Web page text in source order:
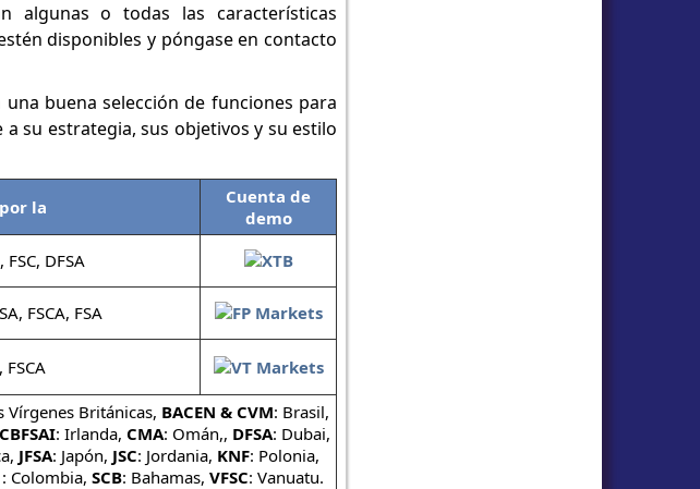
algunas o todas las características
disponibles y póngase en contacto
buena selección de funciones para
su estrategia, sus objetivos y su estilo
la
Cuenta de
demo
FSC, DFSA
FSCA, FSA
FSCA
Vírgenes Británicas, BACEN & CVM: Brasil,
CBFSAI: Irlanda, CMA: Omán,, DFSA: Dubai,
JFSA: Japón, JSC: Jordania, KNF: Polonia,
: Colombia, SCB: Bahamas, VFSC: Vanuatu.